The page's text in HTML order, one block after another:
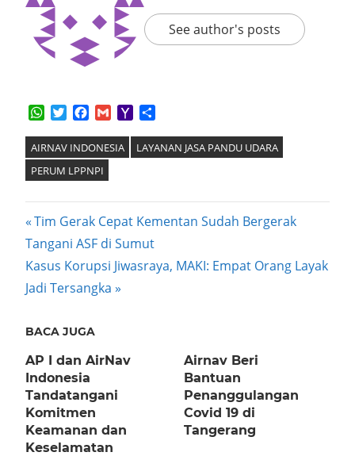
See author's posts
WhatsApp
TwitterFacebook
GmailYahoo
AIRNAV INDONESIA
LAYANAN JASA PANDU UDARA
PERUM LPPNPI
Post
navigation
Previous
Post:
Tim Gerak Cepat Kementan Sudah Bergerak
Tangani ASF di Sumut
Next
Post:
Kasus Korupsi Jiwasraya, MAKI: Empat Orang Layak
Jadi Tersangka
BACA JUGA
AP I dan AirNav
Indonesia
Tandatangani
Komitmen
Keamanan dan
Keselamatan
Airnav Beri
Bantuan
Penanggulangan
Covid 19 di
Tangerang